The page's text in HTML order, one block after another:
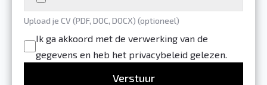
Upload je CV (PDF, DOC, DOCX) (optioneel)
Ik ga akkoord met de verwerking van de
gegevens en heb het privacybeleid gelezen.
Verstuur